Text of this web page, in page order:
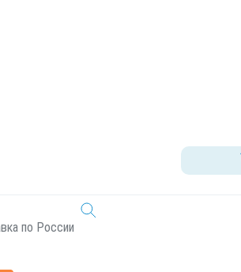
8 (800) 555-92-43 (круглосуточно)
по России